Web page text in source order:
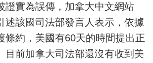
證實為誤傳，加拿大中文網站
述該國司法部發言人表示，依據
條約，美國有60天的時間提出正
目前加拿大司法部還沒有收到美